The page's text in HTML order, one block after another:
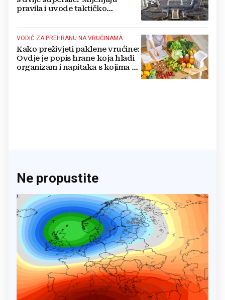
pravila i uvode taktičko
VODIČ ZA PREHRANU NA VRUĆINAMA
Kako preživjeti paklene vrućine:
Ovdje je popis hrane koja hladi
organizam i napitaka s kojima si
Ne propustite